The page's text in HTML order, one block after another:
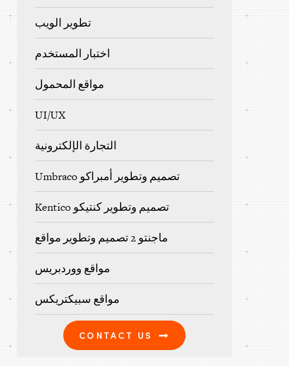
تطوير الويب
اختبار المستخدم
مواقع المحمول
UI/UX
التجارة الإلكترونية
Umbraco تصميم وتطوير أمبراكو
Kentico تصميم وتطوير كنتيكو
ماجنتو 2 تصميم وتطوير مواقع
مواقع ووردبريس
مواقع سبيكتريكس
CONTACT US